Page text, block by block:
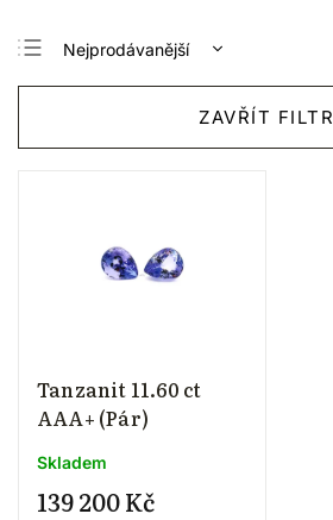
Nejprodávanější
Nejlevnější
ZAVŘÍT FILTR
Tanzanit 11.60 ct
AAA+ (Pár)
Skladem
139 200 Kč